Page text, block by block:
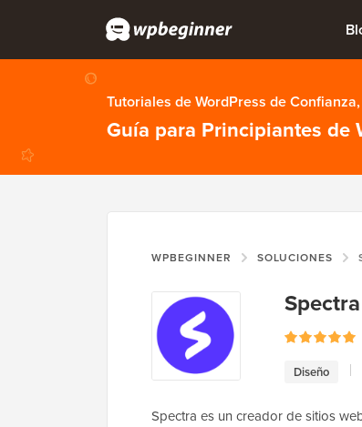
Tutoriales de WordPress de
Guía para Principiantes de
WPBEGINNER SOLUCIONES
Spectra
Diseño
Spectra es un creador de sitios